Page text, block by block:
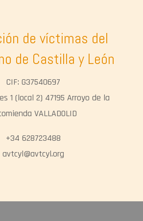
de víctimas del
de Castilla y León
CIF: G37540697
1 (local 2) 47195 Arroyo de la
VALLADOLID
+34 628723488
avtcyl@avtcyl.org